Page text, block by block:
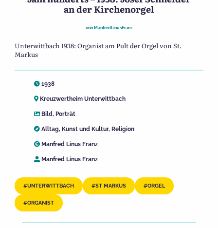
an der Kirchenorgel
von ManfredLinusFranz
Unterwittbach 1938: Organist am Pult der Orgel von St.
Markus
1938
Kreuzwertheim Unterwittbach
Bild, Porträt
Alltag, Kunst und Kultur, Religion
Manfred Linus Franz
Manfred Linus Franz
UNTERWITTBACH ST MARKUS ORGEL
ORGANIST